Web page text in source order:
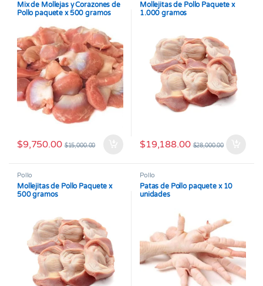
Mix de Mollejas y Corazones de
Pollo paquete x 500 gramos
$9,750.00 $15,000.00
Mollejitas de Pollo Paquete x
1.000 gramos
$19,188.00 $28,000.00
Pollo
Mollejitas de Pollo Paquete x
500 gramos
Pollo
Patas de Pollo paquete x 10
unidades